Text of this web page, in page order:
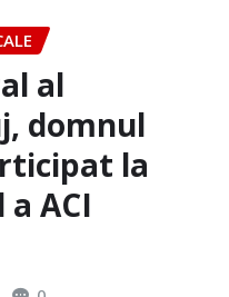
al
domnul
la
ACI